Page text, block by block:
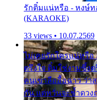
รักติ๋มแน่หรือ - หงษ์ท
(KARAOKE)
33 views • 10.07.2569
ไม่เคยรักใครแน่หรื
ตรึงใจ ติ๋มใช่งามซึ้ง
คนเขาลืออื้อฉาว ว่า
กัน แต่หวั่นจะช้ำดว